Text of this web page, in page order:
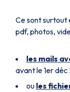
Ce sont surtout
pdf, photos,
les mails
avant le 1er
ou les